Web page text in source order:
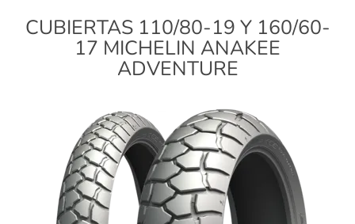
CUBIERTAS 110/80-19 Y 160/60-
17 MICHELIN ANAKEE
ADVENTURE